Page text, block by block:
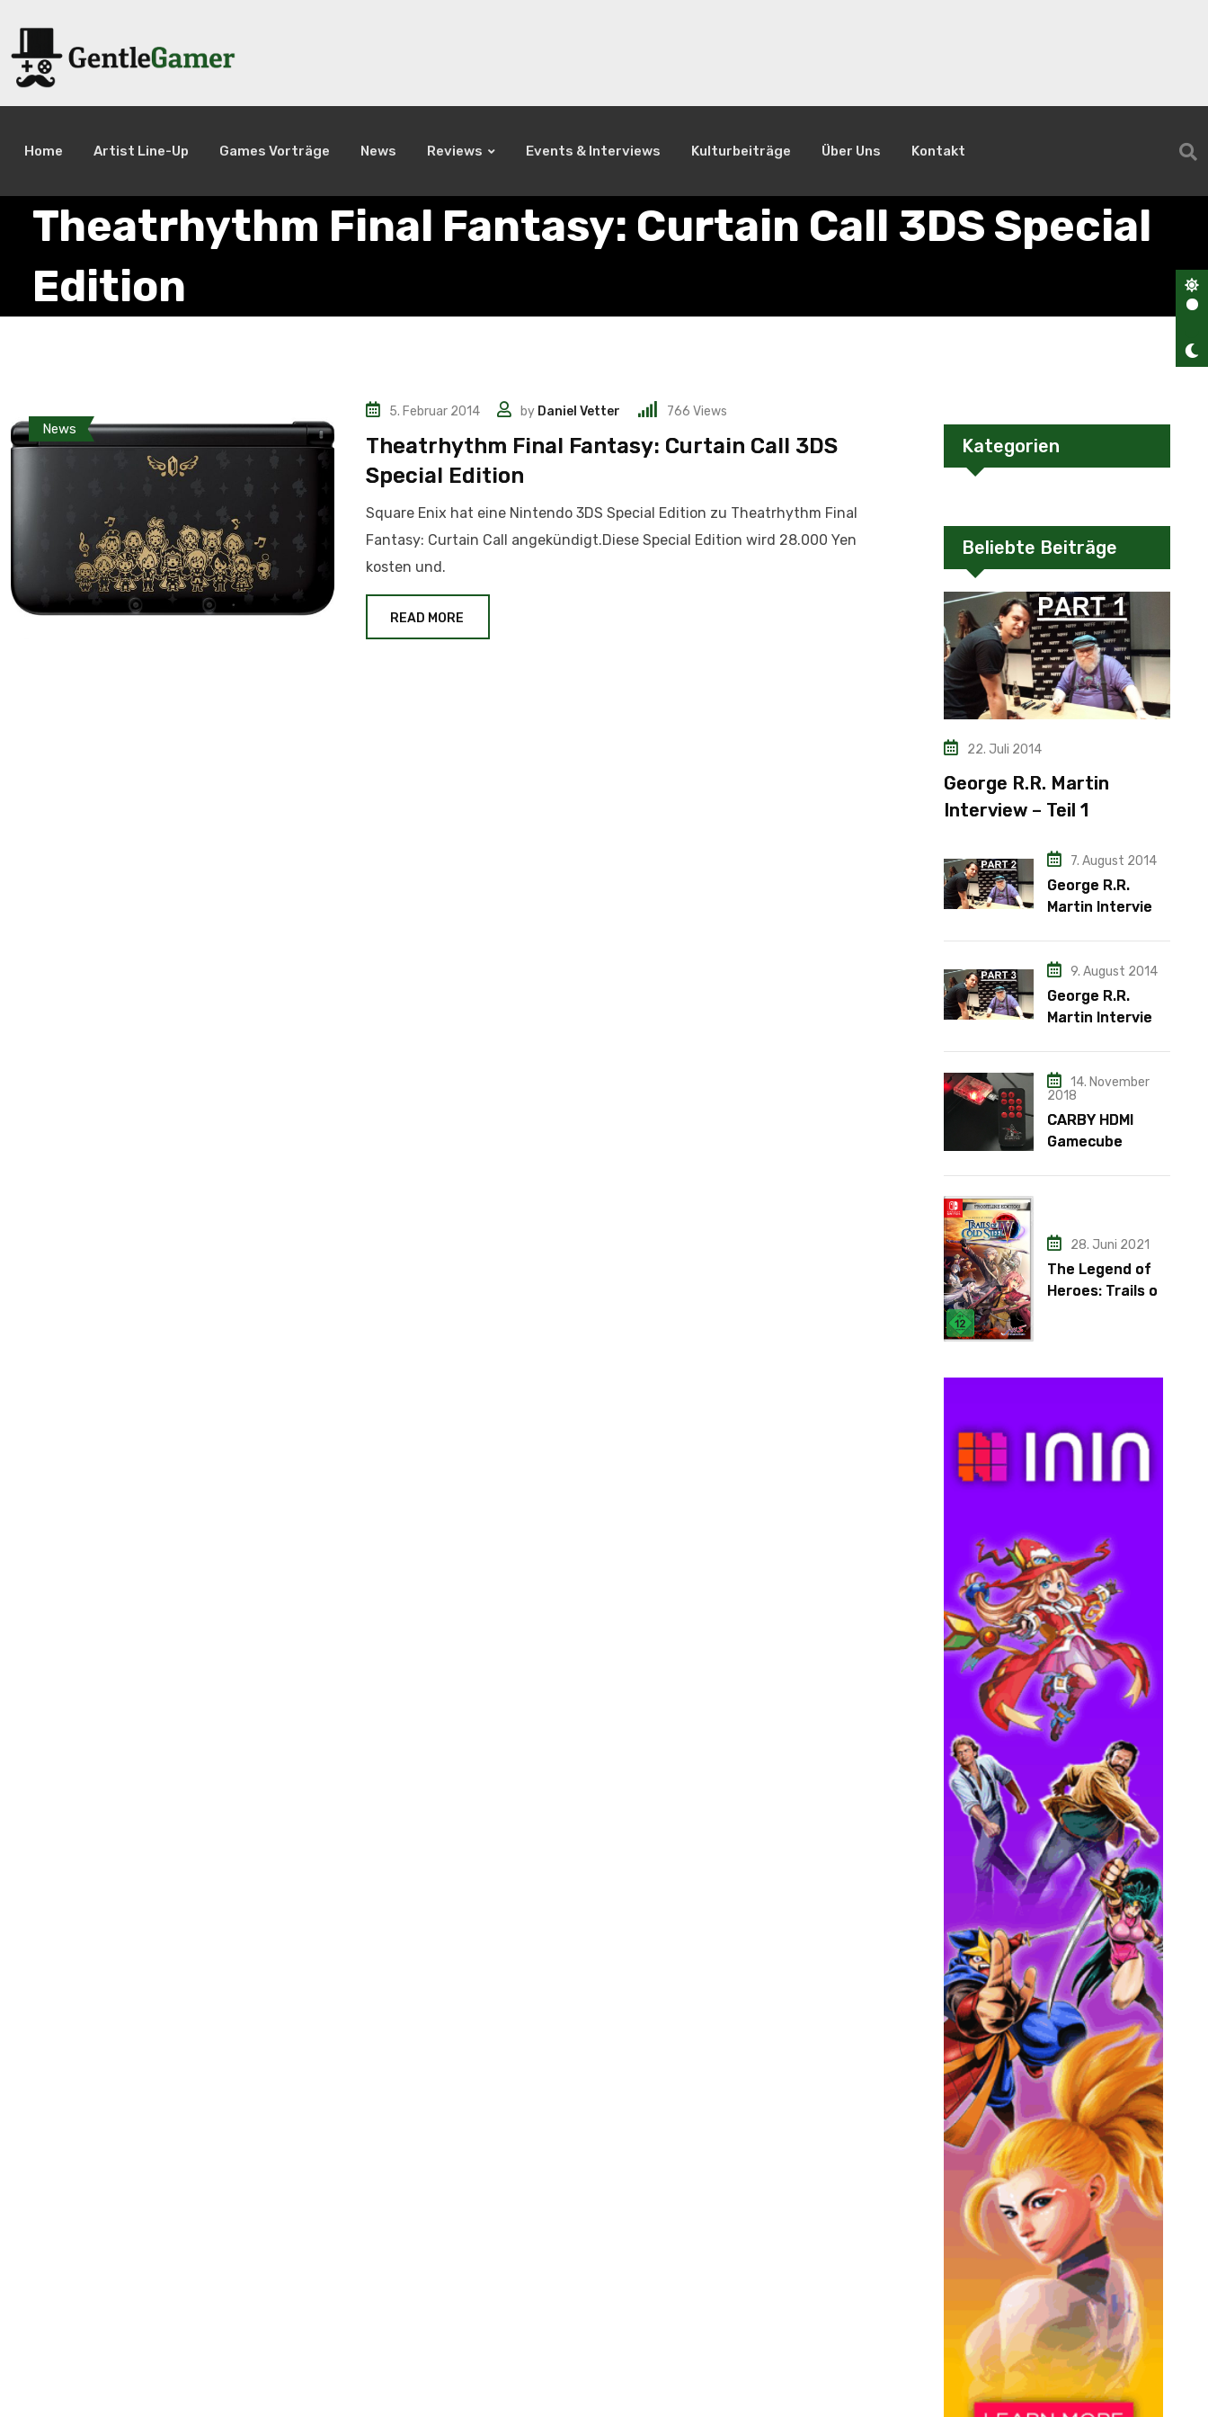
Home Artist Line-Up Games Vorträge News Reviews Events & Interviews Kulturbeiträge Über Uns Kontakt
Theatrhythm Final Fantasy: Curtain Call 3DS Special
Edition
News
5. Februar 2014 by Daniel Vetter 766 Views
Theatrhythm Final Fantasy: Curtain Call 3DS
Special Edition
Square Enix hat eine Nintendo 3DS Special Edition zu Theatrhythm Final
Fantasy: Curtain Call angekündigt.Diese Special Edition wird 28.000 Yen
kosten und.
READ MORE
Kategorien
Beliebte Beiträge
22. Juli 2014
George R.R. Martin
Interview – Teil 1
7. August 2014
George R.R.
Martin Interview
9. August 2014
George R.R.
Martin Interview
14. November
2018
CARBY HDMI
Gamecube
28. Juni 2021
The Legend of
Heroes: Trails of